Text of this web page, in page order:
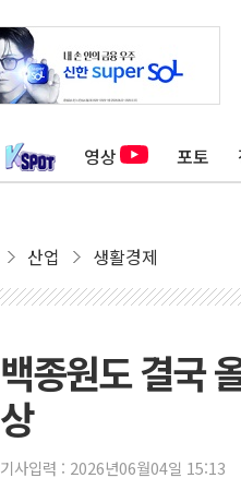
영상 포토
산업 생활경제
백종원도 결국
상
기사입력 : 2026년06월04일 15:13